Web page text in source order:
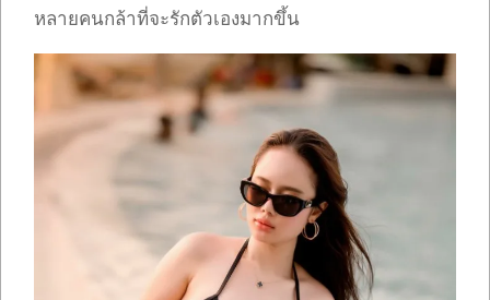
หลายคนกล้าที่จะรักตัวเองมากขึ้น